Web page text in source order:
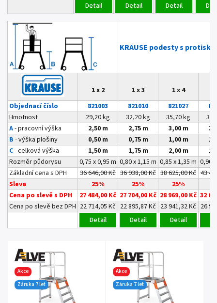
Detail
Detail Detail
KRAUSE podesty s
1 x 2 1 x 3 1 x 4
Objednací číslo
821003 821010 821027
Hmotnost
29,20 kg 32,20 kg 35,70 kg
A- pracovní výška 2,50 m 2,75 m 3,00 m
B - výška plošiny 0,50 m 0,75 m 1,00 m
C- celková výška 1,50 m 1,75 m 2,00 m
Rozměr půdorysu
0,75 x 0,95 m 0,80 x 1,15 m 0,85 x 1,35 m 0,90
Základní cena s DPH
36 646,00 Kč 36 938,00 Kč 38 625,00 Kč 43
Sleva
25% 25% 25%
Cena po slevě s DPH
27 484,00 Kč 27 704,00 Kč 28 969,00 Kč 32
Cena po slevě bez DPH 22 714,05 Kč 22 895,87 Kč 23 941,32 Kč 26
Detail
Detail Detail
Akce
Záruka 7 let
Akce
Záruka 7 let